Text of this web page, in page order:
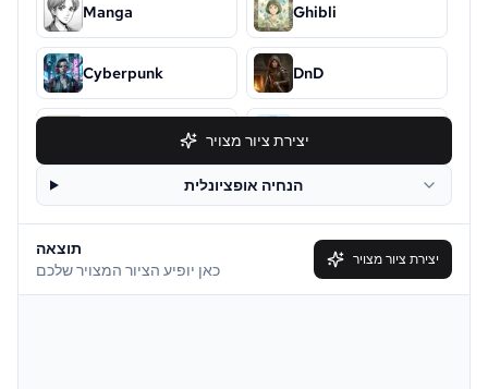
Manga Ghibli
Cyberpunk DnD
Chibi
Clay
South Park
יצירת ציור מצויר
הנחיה אופציונלית
תוצאה
כאן יופיע הציור המצויר שלכם
יצירת ציור מצויר